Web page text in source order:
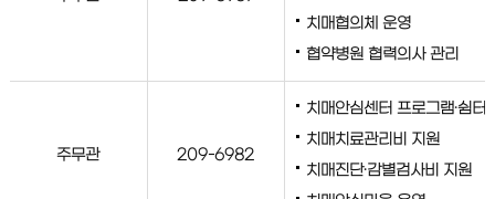
치매협의체 운영
협약병원 협력의사 관리
주무관 209-6982
치매안심센터 프로그램·쉼터
치매치료관리비 지원
치매진단·감별검사비 지원